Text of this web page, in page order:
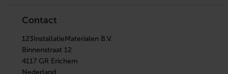
Installatiemateriaal
Afbouwmaterialen
Ventilatie
Boilers
Elektra
Installatiemateriaal
Sanitair
Afbouwmaterialen
Contact
123InstallatieMaterialen B.V.
Binnenstraat 12
4117 GR Erichem
Nederland